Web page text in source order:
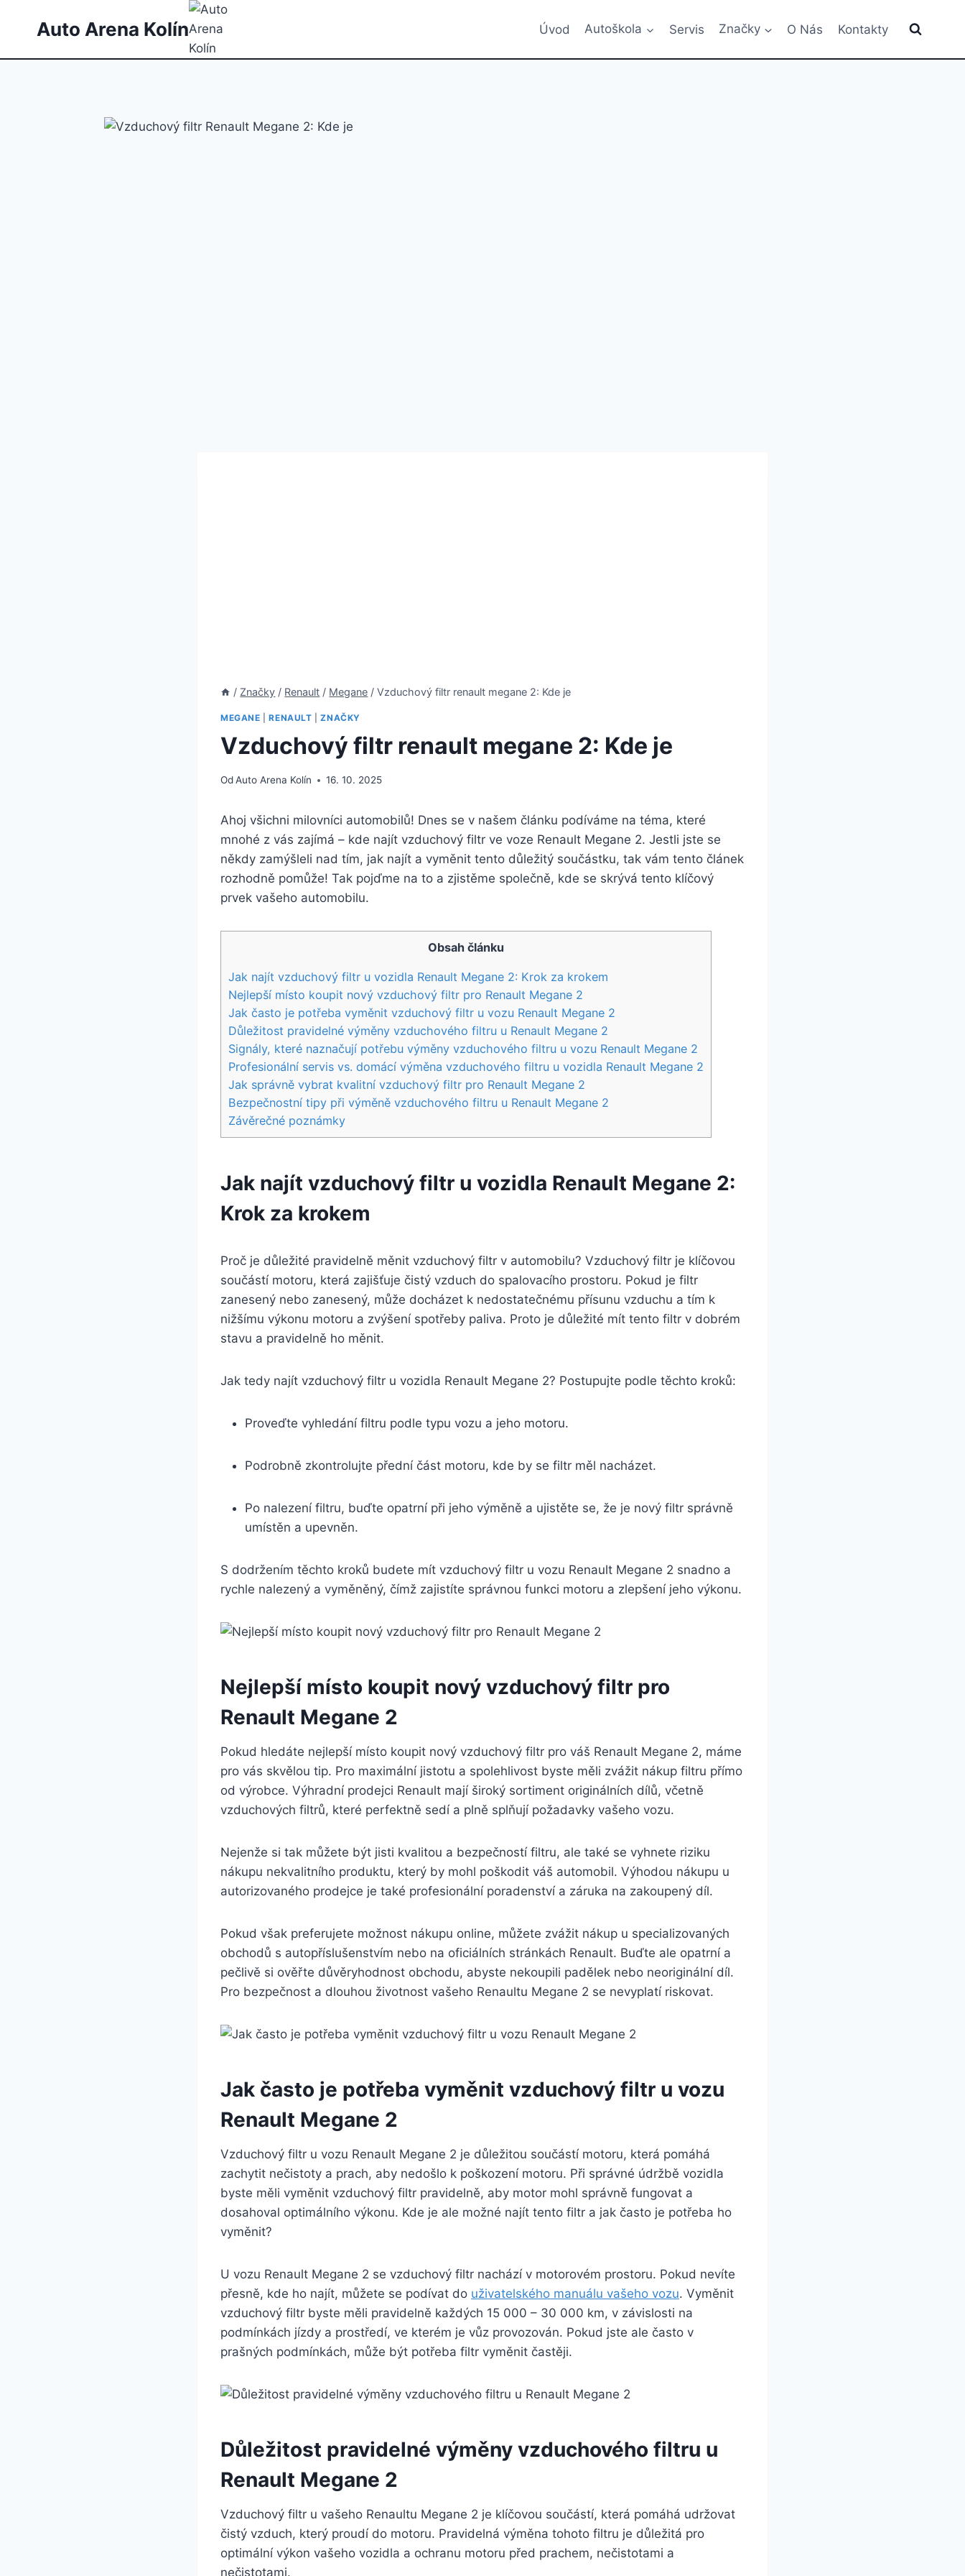
Auto Arena Kolín Úvod Autoškola Servis Značky O Nás Kontakty
/ Značky / Renault / Megane / Vzduchový filtr renault megane 2: Kde je
MEGANE |RENAULT |ZNAČKY
Vzduchový filtr renault megane 2: Kde je
OdAuto Arena Kolín 16. 10. 2025
Ahoj všichni milovníci automobilů! Dnes se v našem článku podíváme na téma, které
mnohé z vás zajímá – kde najít vzduchový filtr ve voze Renault Megane 2. Jestli jste se
někdy zamýšleli nad tím, jak najít a vyměnit tento důležitý součástku, tak vám tento článek
rozhodně pomůže! Tak pojďme na to a zjistěme společně, kde se skrývá tento klíčový
prvek vašeho automobilu.
Obsah článku
Jak najít vzduchový filtr u vozidla Renault Megane 2: Krok za krokem
Nejlepší místo koupit nový vzduchový filtr pro Renault Megane 2
Jak často je potřeba vyměnit vzduchový filtr u vozu Renault Megane 2
Důležitost pravidelné výměny vzduchového filtru u Renault Megane 2
Signály, které naznačují potřebu výměny vzduchového filtru u vozu Renault Megane 2
Profesionální servis vs. domácí výměna vzduchového filtru u vozidla Renault Megane 2
Jak správně vybrat kvalitní vzduchový filtr pro Renault Megane 2
Bezpečnostní tipy při výměně vzduchového filtru u Renault Megane 2
Závěrečné poznámky
Jak najít vzduchový filtr u vozidla Renault Megane 2:
Krok za krokem
Proč je důležité pravidelně měnit vzduchový filtr v automobilu? Vzduchový filtr je klíčovou
součástí motoru, která zajišťuje čistý vzduch do spalovacího prostoru. Pokud je filtr
zanesený nebo zanesený, může docházet k nedostatečnému přísunu vzduchu a tím k
nižšímu výkonu motoru a zvýšení spotřeby paliva. Proto je důležité mít tento filtr v dobrém
stavu a pravidelně ho měnit.
Jak tedy najít vzduchový filtr u vozidla Renault Megane 2? Postupujte podle těchto kroků:
Proveďte vyhledání filtru podle typu vozu a jeho motoru.
Podrobně zkontrolujte přední část motoru, kde by se filtr měl nacházet.
Po nalezení filtru, buďte opatrní při jeho výměně a ujistěte se, že je nový filtr správně
umístěn a upevněn.
S dodržením těchto kroků budete mít vzduchový filtr u vozu Renault Megane 2 snadno a
rychle nalezený a vyměněný, čímž zajistíte správnou funkci motoru a zlepšení jeho výkonu.
Nejlepší místo koupit nový vzduchový filtr pro
Renault Megane 2
Pokud hledáte nejlepší místo koupit nový vzduchový filtr pro váš Renault Megane 2, máme
pro vás skvělou tip. Pro maximální jistotu a spolehlivost byste měli zvážit nákup filtru přímo
od výrobce. Výhradní prodejci Renault mají široký sortiment originálních dílů, včetně
vzduchových filtrů, které perfektně sedí a plně splňují požadavky vašeho vozu.
Nejenže si tak můžete být jisti kvalitou a bezpečností filtru, ale také se vyhnete riziku
nákupu nekvalitního produktu, který by mohl poškodit váš automobil. Výhodou nákupu u
autorizovaného prodejce je také profesionální poradenství a záruka na zakoupený díl.
Pokud však preferujete možnost nákupu online, můžete zvážit nákup u specializovaných
obchodů s autopříslušenstvím nebo na oficiálních stránkách Renault. Buďte ale opatrní a
pečlivě si ověřte důvěryhodnost obchodu, abyste nekoupili padělek nebo neoriginální díl.
Pro bezpečnost a dlouhou životnost vašeho Renaultu Megane 2 se nevyplatí riskovat.
Jak často je potřeba vyměnit vzduchový filtr u vozu
Renault Megane 2
Vzduchový filtr u vozu Renault Megane 2 je důležitou součástí motoru, která pomáhá
zachytit nečistoty a prach, aby nedošlo k poškození motoru. Při správné údržbě vozidla
byste měli vyměnit vzduchový filtr pravidelně, aby motor mohl správně fungovat a
dosahoval optimálního výkonu. Kde je ale možné najít tento filtr a jak často je potřeba ho
vyměnit?
U vozu Renault Megane 2 se vzduchový filtr nachází v motorovém prostoru. Pokud nevíte
přesně, kde ho najít, můžete se podívat do uživatelského manuálu vašeho vozu. Vyměnit
vzduchový filtr byste měli pravidelně každých 15 000 – 30 000 km, v závislosti na
podmínkách jízdy a prostředí, ve kterém je vůz provozován. Pokud jste ale často v
prašných podmínkách, může být potřeba filtr vyměnit častěji.
Důležitost pravidelné výměny vzduchového filtru u
Renault Megane 2
Vzduchový filtr u vašeho Renaultu Megane 2 je klíčovou součástí, která pomáhá udržovat
čistý vzduch, který proudí do motoru. Pravidelná výměna tohoto filtru je důležitá pro
optimální výkon vašeho vozidla a ochranu motoru před prachem, nečistotami a
nečistotami.